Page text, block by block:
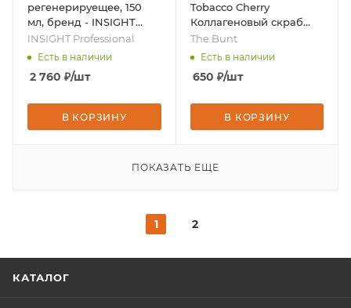
регенерируещее, 150
мл, бренд - INSIGHT
Professional
INSIGHT Professional
Есть в наличии
2 760 ₽/шт
В КОРЗИНУ
Tobacco Cherry
Коллагеновый скраб
для тела, 250 мл, бренд
- The Bunt
The Bunt
Есть в наличии
650 ₽/шт
В КОРЗИНУ
ПОКАЗАТЬ ЕЩЕ
1 2
КАТАЛОГ